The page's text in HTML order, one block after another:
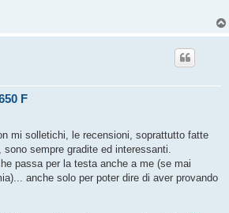
F
mi solletichi, le recensioni, soprattutto fatte
sempre gradite ed interessanti.
passa per la testa anche a me (se mai
anche solo per poter dire di aver provando